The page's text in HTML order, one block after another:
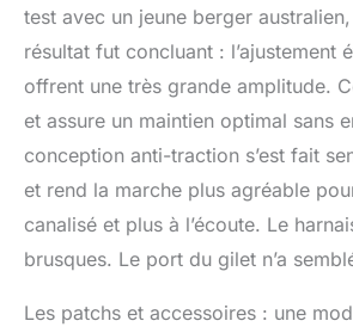
test avec un jeune berger
résultat fut concluant :
offrent une très grande amplitude.
et assure un maintien optimal sans
conception anti-traction s’est fait
et rend la marche plus agréable
canalisé et plus à l’écoute. Le
brusques. Le port du gilet n’a
Les patchs et accessoires : une